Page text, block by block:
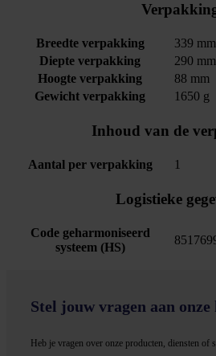
Breedte verpakking
339 mm
Diepte verpakking
290 mm
Hoogte verpakking
88 mm
Gewicht verpakking
1650 g
Inhoud van de
Aantal per verpakking 1
Logistieke
Code geharmoniseerd
systeem (HS)
Stel jouw vragen aan
Heb je vragen over onze producten, diensten of